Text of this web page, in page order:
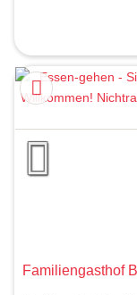
Familiengasthof